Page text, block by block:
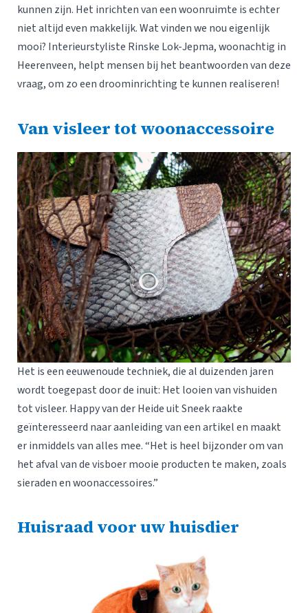
kunnen zijn. Het inrichten van een woonruimte is echter
niet altijd even makkelijk. Wat vinden we nou eigenlijk
mooi? Interieurstyliste Rinske Lok-Jepma, woonachtig in
Heerenveen, helpt mensen bij het beantwoorden van deze
vraag, om zo een droominrichting te kunnen realiseren!
Van visleer tot woonaccessoire
Het is een eeuwenoude techniek, die al duizenden jaren
wordt toegepast door de inuit: Het looien van vishuiden
tot visleer. Happy van der Heide uit Sneek raakte
geïnteresseerd naar aanleiding van een artikel en maakt
er inmiddels van alles mee. “Het is heel bijzonder om van
het afval van de visboer mooie producten te maken, zoals
sieraden en woonaccessoires.”
Huisraad voor uw huisdier